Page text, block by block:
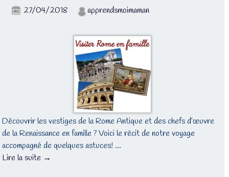
27/04/2018 apprendsmoimaman
Découvrir les vestiges de la Rome Antique et des chefs d’œuvre
de la Renaissance en famille ? Voici le récit de notre voyage
accompagné de quelques astuces! …
Lire la suite →